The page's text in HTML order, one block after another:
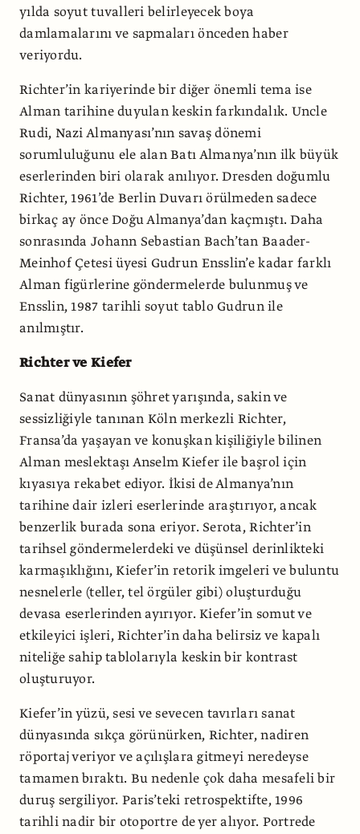
yılda soyut tuvalleri belirleyecek boya
damlamalarını ve sapmaları önceden haber
veriyordu.
Richter’in kariyerinde bir diğer önemli tema ise
Alman tarihine duyulan keskin farkındalık. Uncle
Rudi, Nazi Almanyası’nın savaş dönemi
sorumluluğunu ele alan Batı Almanya’nın ilk büyük
eserlerinden biri olarak anılıyor. Dresden doğumlu
Richter, 1961’de Berlin Duvarı örülmeden sadece
birkaç ay önce Doğu Almanya’dan kaçmıştı. Daha
sonrasında Johann Sebastian Bach’tan Baader-
Meinhof Çetesi üyesi Gudrun Ensslin’e kadar farklı
Alman figürlerine göndermelerde bulunmuş ve
Ensslin, 1987 tarihli soyut tablo Gudrun ile
anılmıştır.
Richter ve Kiefer
Sanat dünyasının şöhret yarışında, sakin ve
sessizliğiyle tanınan Köln merkezli Richter,
Fransa’da yaşayan ve konuşkan kişiliğiyle bilinen
Alman meslektaşı Anselm Kiefer ile başrol için
kıyasıya rekabet ediyor. İkisi de Almanya’nın
tarihine dair izleri eserlerinde araştırıyor, ancak
benzerlik burada sona eriyor. Serota, Richter’in
tarihsel göndermelerdeki ve düşünsel derinlikteki
karmaşıklığını, Kiefer’in retorik imgeleri ve buluntu
nesnelerle (teller, tel örgüler gibi) oluşturduğu
devasa eserlerinden ayırıyor. Kiefer’in somut ve
etkileyici işleri, Richter’in daha belirsiz ve kapalı
niteliğe sahip tablolarıyla keskin bir kontrast
oluşturuyor.
Kiefer’in yüzü, sesi ve sevecen tavırları sanat
dünyasında sıkça görünürken, Richter, nadiren
röportaj veriyor ve açılışlara gitmeyi neredeyse
tamamen bıraktı. Bu nedenle çok daha mesafeli bir
duruş sergiliyor. Paris’teki retrospektifte, 1996
tarihli nadir bir otoportre de yer alıyor. Portrede